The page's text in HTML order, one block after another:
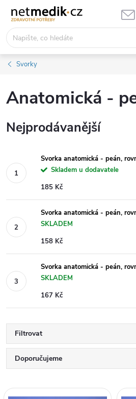
obsah
Svorky
Anatomická -
Nejprodávanější
Svorka anatomická - peán,
Skladem u dodavatele
185 Kč
Svorka anatomická - peán,
SKLADEM
158 Kč
Svorka anatomická - peán,
SKLADEM
167 Kč
Filtrovat
Ř
a
Doporučujeme